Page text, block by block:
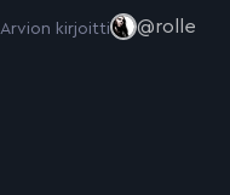
Arvion kirjoitti @rolle